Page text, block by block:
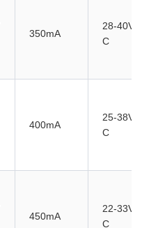
350mA
28-40VD
C
400mA
25-38VD
C
450mA
22-33VD
C